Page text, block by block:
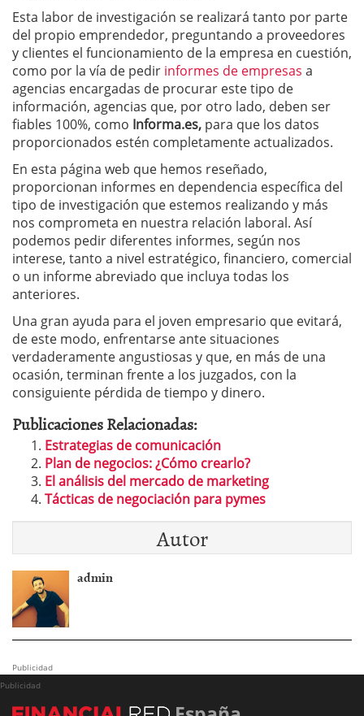
Esta labor de investigación se realizará tanto por parte
del propio emprendedor, preguntando a proveedores
y clientes el funcionamiento de la empresa en cuestión,
como por la vía de pedir informes de empresas a
agencias encargadas de procurar este tipo de
información, agencias que, por otro lado, deben ser
fiables 100%, como Informa.es, para que los datos
proporcionados estén completamente actualizados.
En esta página web que hemos reseñado,
proporcionan informes en dependencia específica del
tipo de investigación que estemos realizando y más
nos comprometa en nuestra relación laboral. Así
podemos pedir diferentes informes, según nos
interese, tanto a nivel estratégico, financiero, comercial
o un informe abreviado que incluya todas los
anteriores.
Una gran ayuda para el joven empresario que evitará,
de este modo, enfrentarse ante situaciones
verdaderamente angustiosas y que, en más de una
ocasión, terminan frente a los juzgados, con la
consiguiente pérdida de tiempo y dinero.
Publicaciones Relacionadas:
Estrategias de comunicación
Plan de negocios: ¿Cómo crearlo?
El análisis del mercado de marketing
Tácticas de negociación para pymes
Autor
admin
Publicidad
Publicidad